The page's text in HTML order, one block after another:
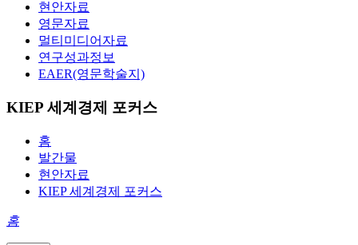
현안자료
영문자료
멀티미디어자료
연구성과정보
EAER(영문학술지)
KIEP 세계경제 포커스
홈
발간물
현안자료
KIEP 세계경제 포커스
홈